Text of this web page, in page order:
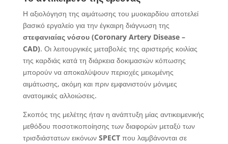
Η αξιολόγηση της αιμάτωσης του μυοκαρδίου αποτελεί
βασικό εργαλείο για την έγκαιρη διάγνωση της
στεφανιαίας νόσου (Coronary Artery Disease –
CAD). Οι λειτουργικές μεταβολές της αριστερής κοιλίας
της καρδιάς κατά τη διάρκεια δοκιμασιών κόπωσης
μπορούν να αποκαλύψουν περιοχές μειωμένης
αιμάτωσης, ακόμη και πριν εμφανιστούν μόνιμες
ανατομικές αλλοιώσεις.
Σκοπός της μελέτης ήταν η ανάπτυξη μίας αντικειμενικής
μεθόδου ποσοτικοποίησης των διαφορών μεταξύ των
τρισδιάστατων εικόνων SPECTπου λαμβάνονται σε